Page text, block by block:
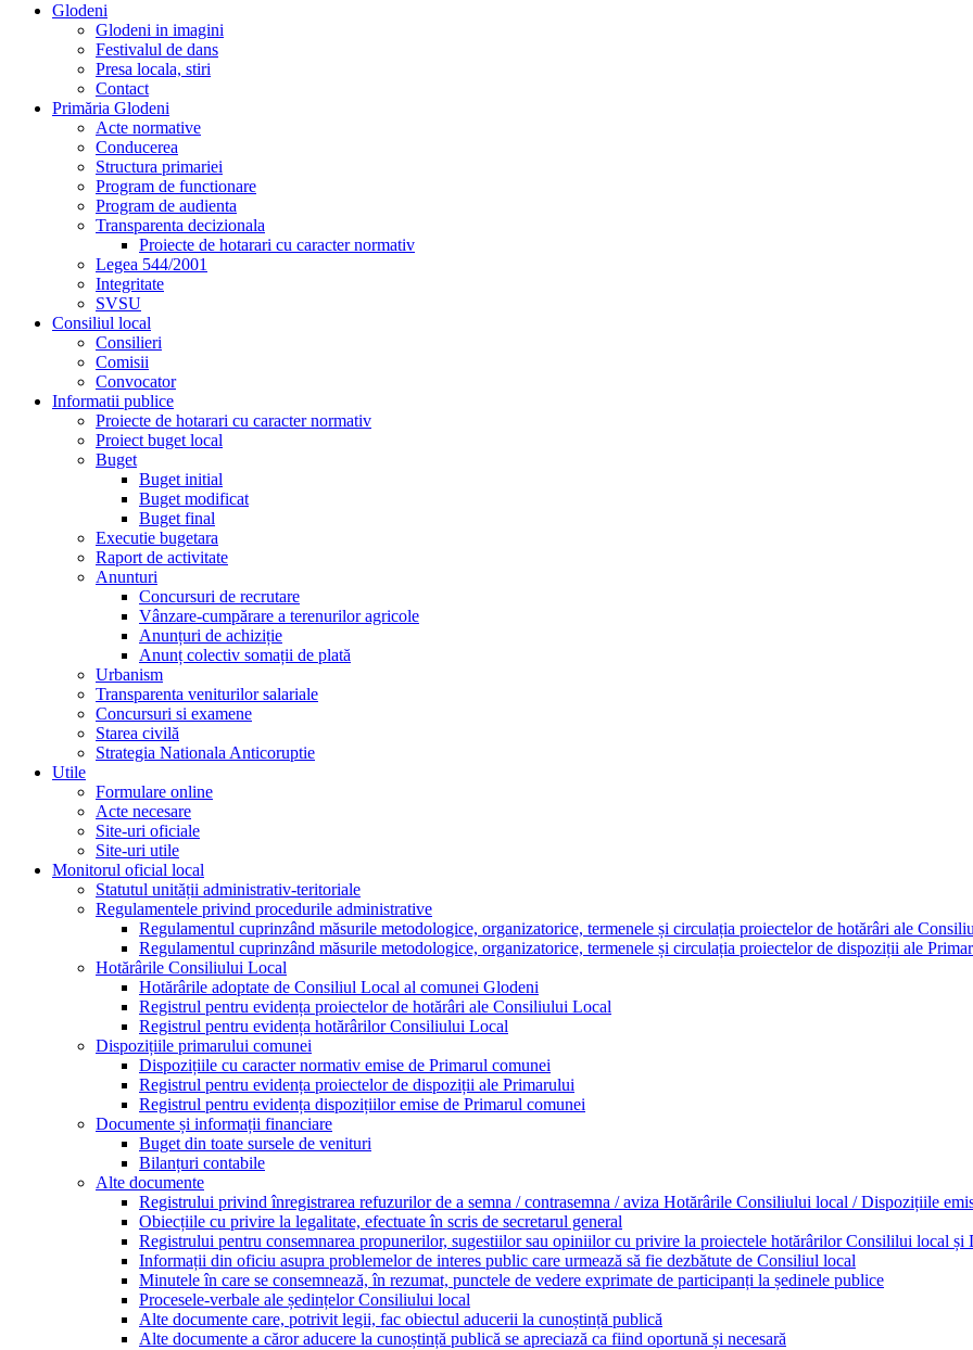
Glodeni
Glodeni in imagini
Festivalul de dans
Presa locala, stiri
Contact
Primăria Glodeni
Acte normative
Conducerea
Structura primariei
Program de functionare
Program de audienta
Transparenta decizionala
Proiecte de hotarari cu caracter normativ
Legea 544/2001
Integritate
SVSU
Consiliul local
Consilieri
Comisii
Convocator
Informatii publice
Proiecte de hotarari cu caracter normativ
Proiect buget local
Buget
Buget initial
Buget modificat
Buget final
Executie bugetara
Raport de activitate
Anunturi
Concursuri de recrutare
Vânzare-cumpărare a terenurilor agricole
Anunțuri de achiziție
Anunț colectiv somații de plată
Urbanism
Transparenta veniturilor salariale
Concursuri si examene
Starea civilă
Strategia Nationala Anticoruptie
Utile
Formulare online
Acte necesare
Site-uri oficiale
Site-uri utile
Monitorul oficial local
Statutul unității administrativ-teritoriale
Regulamentele privind procedurile administrative
Regulamentul cuprinzând măsurile metodologice, organizatorice, termenele și circulația proiectelor de hotărâri ale
Regulamentul cuprinzând măsurile metodologice, organizatorice, termenele și circulația proiectelor de dispoziții ale
Hotărârile Consiliului Local
Hotărârile adoptate de Consiliul Local al comunei Glodeni
Registrul pentru evidența proiectelor de hotărâri ale Consiliului Local
Registrul pentru evidența hotărârilor Consiliului Local
Dispozițiile primarului comunei
Dispozițiile cu caracter normativ emise de Primarul comunei
Registrul pentru evidența proiectelor de dispoziții ale Primarului
Registrul pentru evidența dispozițiilor emise de Primarul comunei
Documente și informații financiare
Buget din toate sursele de venituri
Bilanțuri contabile
Alte documente
Registrului privind înregistrarea refuzurilor de a semna / contrasemna / aviza Hotărârile Consiliului local / Dispozițiile
Obiecțiile cu privire la legalitate, efectuate în scris de secretarul general
Registrului pentru consemnarea propunerilor, sugestiilor sau opiniilor cu privire la proiectele hotărârilor Consililui local
Informații din oficiu asupra problemelor de interes public care urmează să fie dezbătute de Consiliul local
Minutele în care se consemnează, în rezumat, punctele de vedere exprimate de participanți la ședinele publice
Procesele-verbale ale ședințelor Consiliului local
Alte documente care, potrivit legii, fac obiectul aducerii la cunoștință publică
Alte documente a căror aducere la cunoștință publică se apreciază ca fiind oportună și necesară